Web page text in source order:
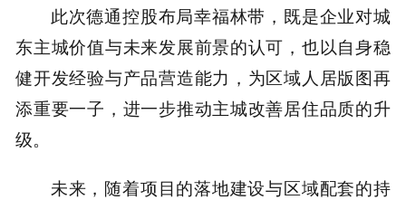
此次德通控股布局幸福林带，既是企业对城
东主城价值与未来发展前景的认可，也以自身稳
健开发经验与产品营造能力，为区域人居版图再
添重要一子，进一步推动主城改善居住品质的升
级。
未来，随着项目的落地建设与区域配套的持